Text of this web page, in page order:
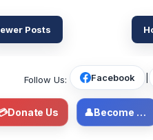
Posts
Follow Us: Facebook
Donate Us 👤 Become Member